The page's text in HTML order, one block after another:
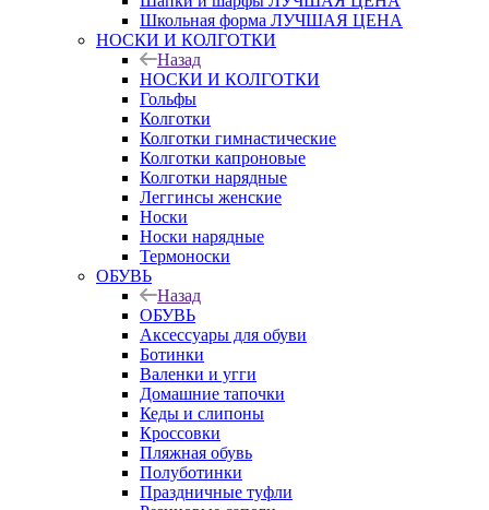
Школьная форма ЛУЧШАЯ ЦЕНА
НОСКИ И КОЛГОТКИ
Назад
НОСКИ И КОЛГОТКИ
Гольфы
Колготки
Колготки гимнастические
Колготки капроновые
Колготки нарядные
Леггинсы женские
Носки
Носки нарядные
Термоноски
ОБУВЬ
Назад
ОБУВЬ
Аксессуары для обуви
Ботинки
Валенки и угги
Домашние тапочки
Кеды и слипоны
Кроссовки
Пляжная обувь
Полуботинки
Праздничные туфли